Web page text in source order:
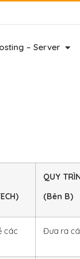
– Server
QUY
(Bên B)
các
Đưa ra